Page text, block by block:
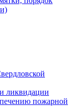
ликвидации
пожарной